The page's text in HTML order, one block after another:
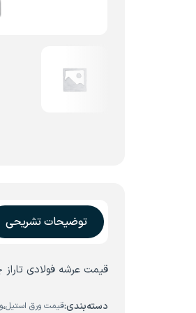
توضیحات تشریحی
قیمت عرشه فولادی
دسته‌بندی:قیمت ورق استیل،